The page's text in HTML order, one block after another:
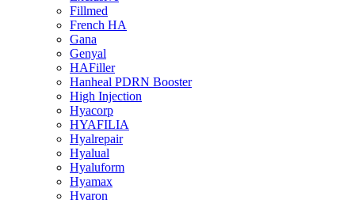
Fillmed
French HA
Gana
Genyal
HAFiller
Hanheal PDRN Booster
High Injection
Hyacorp
HYAFILIA
Hyalrepair
Hyalual
Hyaluform
Hyamax
Hyaron